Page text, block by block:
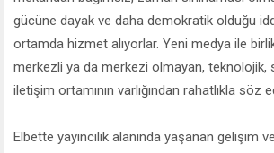
gücüne dayak ve daha demokratik olduğu
ortamda hizmet alıyorlar. Yeni medya ile
merkezli ya da merkezi olmayan, teknolojik,
iletişim ortamının varlığından rahatlıkla söz
Elbette yayıncılık alanında yaşanan gelişim